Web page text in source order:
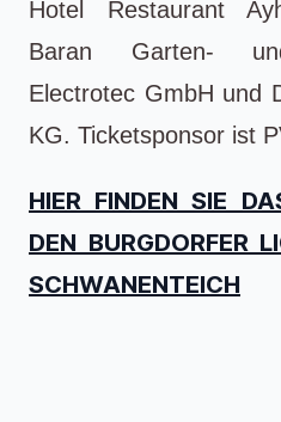
Hotel Restaurant
Baran Garten-
Electrotec GmbH und
KG. Ticketsponsor ist
HIER FINDEN SIE
DEN BURGDORFER
SCHWANENTEICH